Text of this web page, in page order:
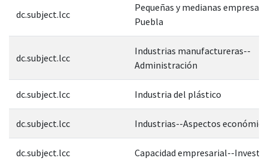
dc.subject.lcc
Pequeñas y medianas
Puebla
dc.subject.lcc
Industrias manufactureras--
Administración
dc.subject.lcc Industria del plástico
dc.subject.lcc Industrias--Aspectos
dc.subject.lcc Capacidad empresarial--